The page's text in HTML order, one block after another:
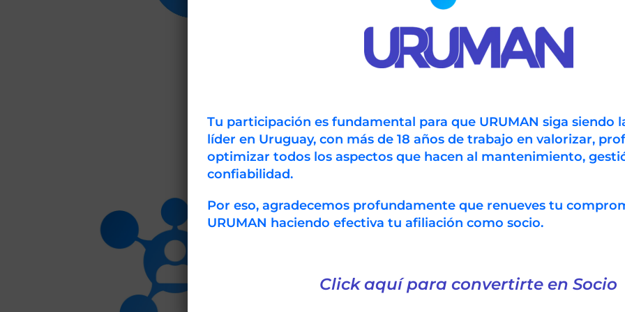
Acceso a la red de
experiencias y
cada evento que se
la comunidad y
Uruman
-
Persona
meses
cantidad
SKU:124 Categoría:
Tu participación es fundamental para que URUMAN siga siendo
líder en Uruguay, con más de 18 años de trabajo en valorizar,
optimizar todos los aspectos que hacen al mantenimiento,
confiabilidad.
Por eso, agradecemos profundamente que renueves tu
URUMAN haciendo efectiva tu afiliación como socio.
Click aquí para convertirte en Socio